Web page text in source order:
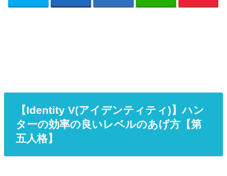
【Identity V(アイデンティティ)】ハン
ターの効率の良いレベルのあげ方【第
五人格】